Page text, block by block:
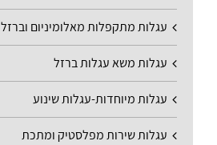
עגלות מתקפלות מאלומיניום וברזל
עגלות משא עגלות ברזל
עגלות מיוחדות-עגלות שינוע
עגלות שירות מפלסטיק ומתכת